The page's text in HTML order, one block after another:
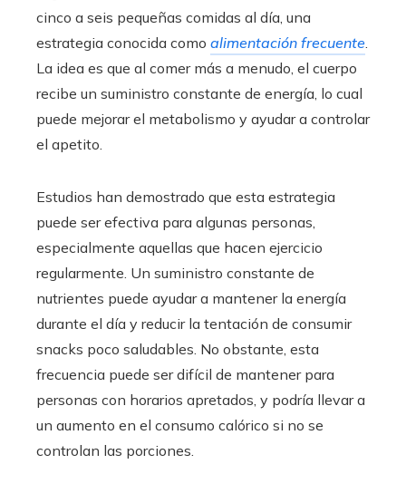
cinco a seis pequeñas comidas al día, una
estrategia conocida como alimentación frecuente
La idea es que al comer más a menudo, el cuerpo
recibe un suministro constante de energía, lo cual
puede mejorar el metabolismo y ayudar a controlar
el apetito.
Estudios han demostrado que esta estrategia
puede ser efectiva para algunas personas,
especialmente aquellas que hacen ejercicio
regularmente. Un suministro constante de
nutrientes puede ayudar a mantener la energía
durante el día y reducir la tentación de consumir
snacks poco saludables. No obstante, esta
frecuencia puede ser difícil de mantener para
personas con horarios apretados, y podría llevar a
un aumento en el consumo calórico si no se
controlan las porciones.